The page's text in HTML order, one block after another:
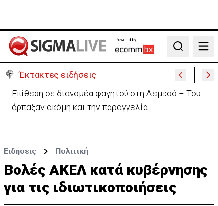
Powered by:
Search
Έκτακτες ειδήσεις
Ο στρατηγός του Τραμπ «αναζητά διέξοδο» από τον
πόλεμο με το Ιράν
Ειδήσεις Πολιτική
Βολές ΑΚΕΛ κατά κυβέρνησης
για τις ιδιωτικοποιήσεις